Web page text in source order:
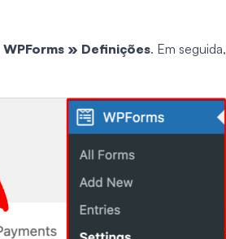
WPForms » Definições. Em seguida,